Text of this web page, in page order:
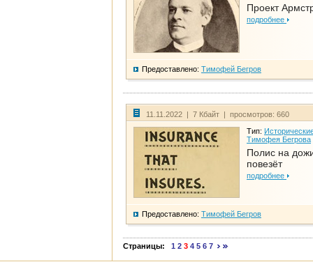
Проект
подробнее
Предоставлено: Тимофей Бегров
11.11.2022 | 7 Кбайт | просмотров: 660
Тип:
Тимофея Бегрова
Полис на
повезёт
подробнее
Предоставлено: Тимофей Бегров
Страницы: 1 2 3 4 5 6 7